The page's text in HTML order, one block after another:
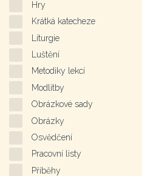
Hry
Krátká katecheze
Liturgie
Luštění
Metodiky lekcí
Modlitby
Obrázkové sady
Obrázky
Osvědčení
Pracovní listy
Příběhy